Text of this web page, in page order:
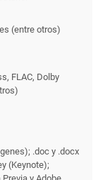
(entre otros)
FLAC, Dolby
.doc y .docx
(Keynote);